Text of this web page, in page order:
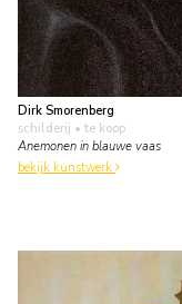
Dirk Smorenberg
schilderij • te koop
Anemonen in blauwe vaas
bekijk kunstwerk